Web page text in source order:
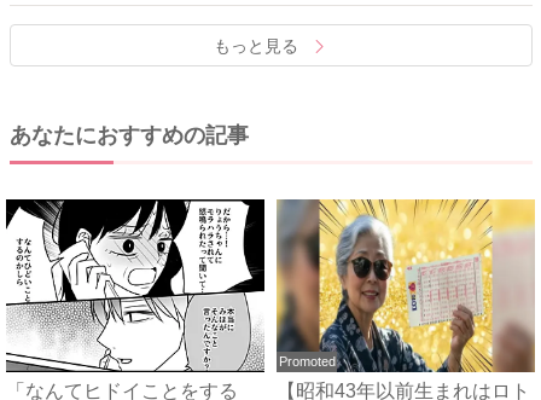
もっと見る
あなたにおすすめの記事
「なんてヒドイことをする
Promoted
【昭和43年以前生まれはロト